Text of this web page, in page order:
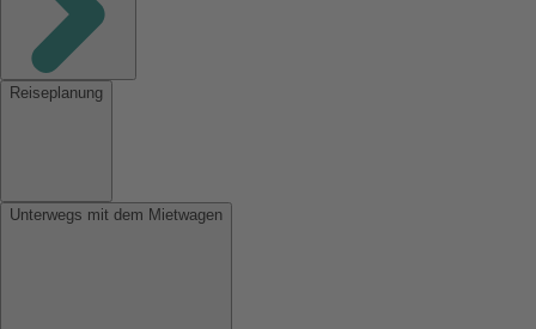
Reiseplanung
Unterwegs mit dem Mietwagen